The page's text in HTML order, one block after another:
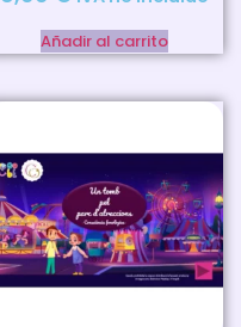
Añadir al carrito